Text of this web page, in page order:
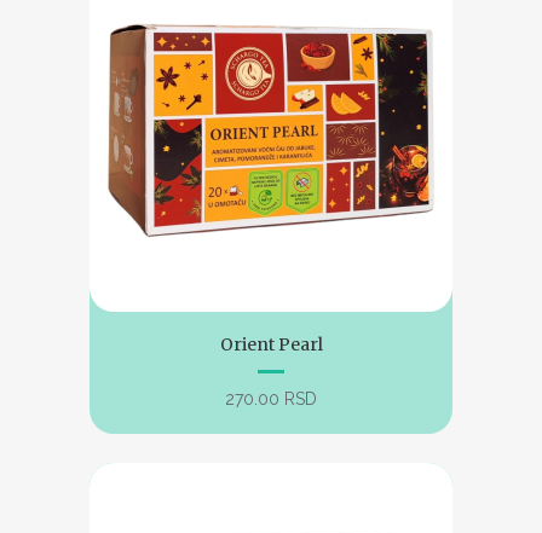
Orient Pearl
270.00 RSD